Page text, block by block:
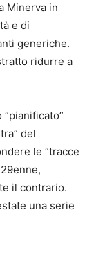
Minerva in
e di
generiche.
ridurre a
del
le “tracce
il contrario.
una serie